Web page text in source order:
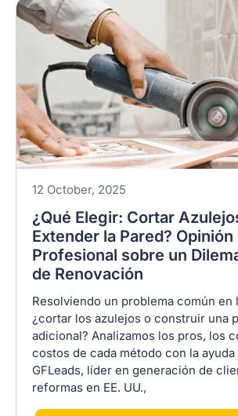
12 October, 2025
¿Qué Elegir: Cortar
Extender la Pared? Opinión
Profesional sobre un
de Renovación
Resolviendo un problema común en
¿cortar los azulejos o construir una
adicional? Analizamos los pros, los
costos de cada método con la
GFLeads, líder en generación de
reformas en EE. UU.,